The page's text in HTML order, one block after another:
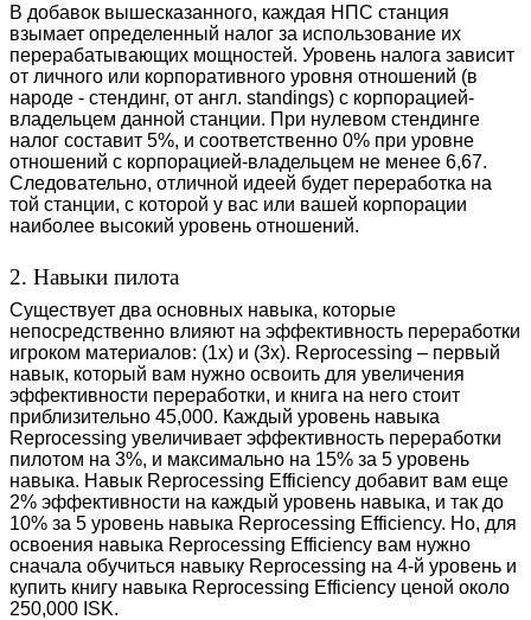
В добавок вышесказанного, каждая НПС станция
взымает определенный налог за использование их
перерабатывающих мощностей. Уровень налога зависит
от личного или корпоративного уровня отношений (в
народе - стендинг, от англ. standings) с корпорацией-
владельцем данной станции. При нулевом стендинге
налог составит 5%, и соответственно 0% при уровне
отношений с корпорацией-владельцем не менее 6,67.
Следовательно, отличной идеей будет переработка на
той станции, с которой у вас или вашей корпорации
наиболее высокий уровень отношений.
2. Навыки пилота
Существует два основных навыка, которые
непосредственно влияют на эффективность переработки
игроком материалов: (1x) и (3x). Reprocessing – первый
навык, который вам нужно освоить для увеличения
эффективности переработки, и книга на него стоит
приблизительно 45,000. Каждый уровень навыка
Reprocessing увеличивает эффективность переработки
пилотом на 3%, и максимально на 15% за 5 уровень
навыка. Навык Reprocessing Efficiency добавит вам еще
2% эффективности на каждый уровень навыка, и так до
10% за 5 уровень навыка Reprocessing Efficiency. Но, для
освоения навыка Reprocessing Efficiency вам нужно
сначала обучиться навыку Reprocessing на 4-й уровень и
купить книгу навыка Reprocessing Efficiency ценой около
250,000 ISK.